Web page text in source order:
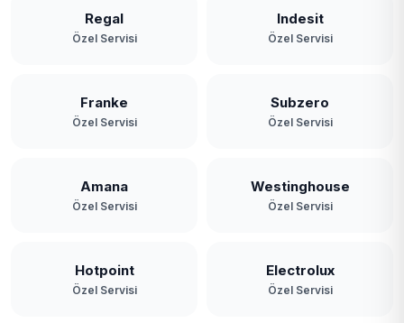
Regal
Özel Servisi
Indesit
Özel Servisi
Franke
Özel Servisi
Subzero
Özel Servisi
Amana
Özel Servisi
Westinghouse
Özel Servisi
Hotpoint
Özel Servisi
Electrolux
Özel Servisi